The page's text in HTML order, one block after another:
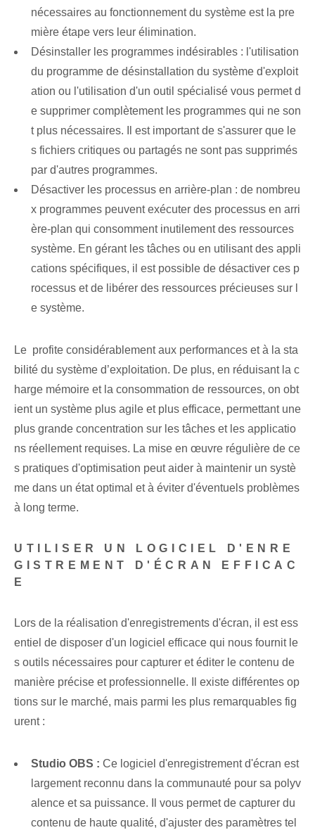
nécessaires au fonctionnement du système est la pre
mière étape vers leur élimination.
Désinstaller les programmes indésirables : l'utilisation
du programme de désinstallation du système d'exploit
ation ou l'utilisation d'un outil spécialisé vous permet d
e supprimer complètement les programmes qui ne son
t plus nécessaires. Il est important de s'assurer que le
s fichiers critiques ou partagés ne sont pas supprimés
par d'autres programmes.
Désactiver les processus en arrière-plan : de nombreu
x programmes peuvent exécuter des processus en arri
ère-plan qui consomment inutilement des ressources
système. ‌En gérant les tâches ‌ou en utilisant des appli
cations spécifiques, il est possible⁣ de désactiver ⁤ces p
rocessus et de libérer des ressources précieuses‌ sur l
e système.
Le ⁢ profite considérablement aux performances et à la sta
bilité du système d’exploitation. De plus, en réduisant la c
harge mémoire et la consommation de ressources, on obt
ient un système plus agile et plus efficace, permettant une
plus grande concentration sur les tâches et les applicatio
ns réellement requises. La mise en œuvre régulière de ce
s pratiques d'optimisation peut aider à maintenir un systè
me dans un état optimal et à éviter d'éventuels problèmes
à long terme.
UTILISER UN LOGICIEL D'ENRE
GISTREMENT D'ÉCRAN EFFICAC
E
Lors de la réalisation d'enregistrements d'écran, il est ess
entiel de disposer d'un logiciel efficace qui nous fournit le
s outils nécessaires pour capturer et éditer le contenu de
manière précise et professionnelle. Il existe différentes op
tions sur le marché, mais parmi les plus remarquables fig
urent :
Studio OBS⁢ : Ce logiciel d'enregistrement d'écran est
largement reconnu dans la communauté pour sa polyv
alence et sa puissance. Il vous permet de capturer du
contenu de haute qualité, d'ajuster des paramètres tel